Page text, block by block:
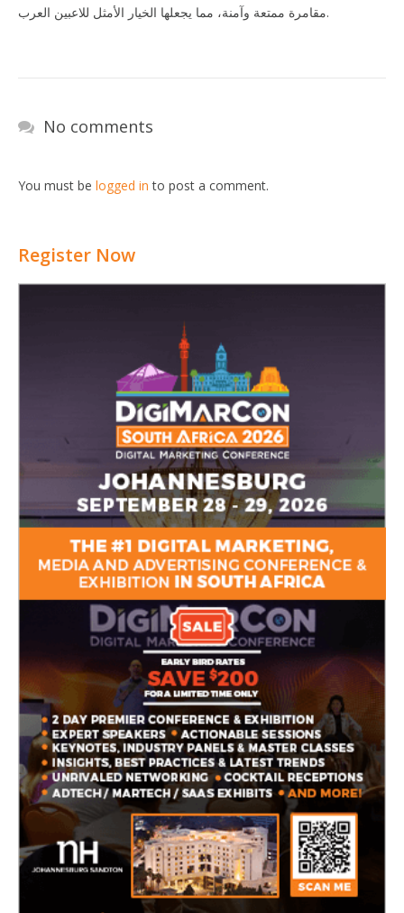
مقامرة ممتعة وآمنة، مما يجعلها الخيار الأمثل للاعبين العرب.
No comments
You must be logged in to post a comment.
Register Now